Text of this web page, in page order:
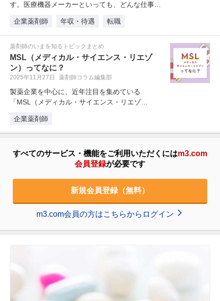
す。医療機器メーカーといっても、どんな仕事を
企業薬剤師
年収・待遇 転職
薬剤師のいまを知るトピックまとめ
MSL（メディカル・サイエンス・リエゾ
ン）ってなに？
2025年11月27日 薬剤師コラム編集部
製薬企業を中心に、近年注目を集めている
「MSL（メディカル・サイエンス・リエゾ
企業薬剤師
すべてのサービス・機能をご利用いただくにはm3.com
会員登録が必要です
新規会員登録（無料）
m3.com会員の方はこちらからログイン